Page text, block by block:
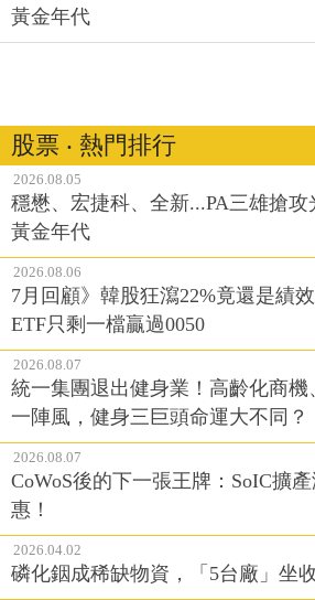
黃金年代
股票 ‧ 熱門排行
2026.08.05
穩懋、宏捷科、全新...PA三雄搶
黃金年代
2026.08.06
7月回顧》韓股狂瀉22%竟還是績
ETF只剩一檔贏過0050
2026.08.07
統一集團退出健身業！高齡化商機
一陣風，健身三巨頭命運大不同？
2026.08.07
CoWoS後的下一張王牌：SoIC擴
惠！
2026.04.02
磷化銦成稀缺物資，「5台廠」坐